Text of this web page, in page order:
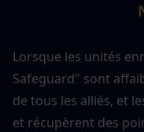
Lorsque les unités
Safeguard" sont
de tous les alliés, et
et récupèrent des